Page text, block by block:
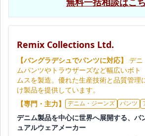
Remix Collections Ltd.
【バングラデシュでパンツに対応】
デニ
ムパンツやトラウザーズなど幅広いボト
ムスを製造。優れた生産技術と品質管理
け製品を提供しています。
【専門・主力】
デニム・ジーンズ パンツ
デニム製品を中心に世界へ展開する、バ
ュアルウェアメーカー